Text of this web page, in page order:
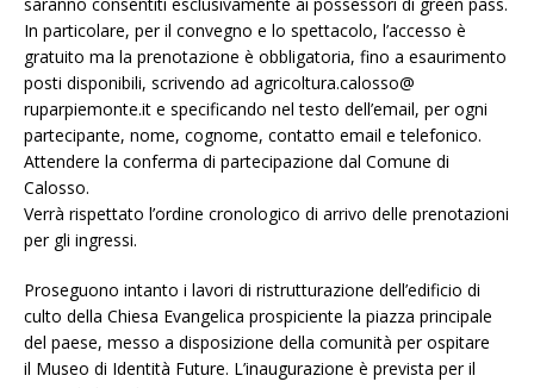
In particolare, per il convegno e lo spettacolo, l’accesso è
gratuito ma la prenotazione è obbligatoria, fino a esaurimento
posti disponibili, scrivendo ad agricoltura.calosso@
ruparpiemonte.it e specificando nel testo dell’email, per ogni
partecipante, nome, cognome, contatto email e telefonico.
Attendere la conferma di partecipazione dal Comune di
Calosso.
Verrà rispettato l’ordine cronologico di arrivo delle prenotazioni
per gli ingressi.
Proseguono intanto i lavori di ristrutturazione dell’edificio di
culto della Chiesa Evangelica prospiciente la piazza principale
del paese, messo a disposizione della comunità per ospitare
il Museo di Identità Future. L’inaugurazione è prevista per il